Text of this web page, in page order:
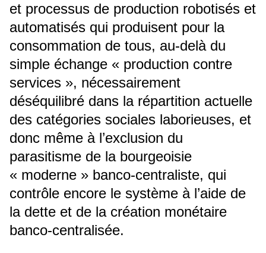
et processus de production robotisés et
automatisés qui produisent pour la
consommation de tous, au-delà du
simple échange « production contre
services », nécessairement
déséquilibré dans la répartition actuelle
des catégories sociales laborieuses, et
donc même à l’exclusion du
parasitisme de la bourgeoisie
« moderne » banco-centraliste, qui
contrôle encore le système à l’aide de
la dette et de la création monétaire
banco-centralisée.